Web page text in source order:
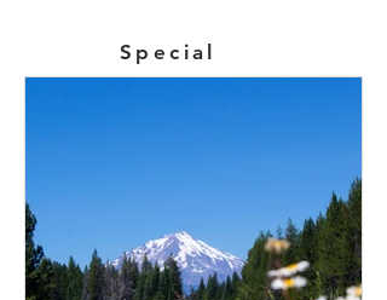
Special